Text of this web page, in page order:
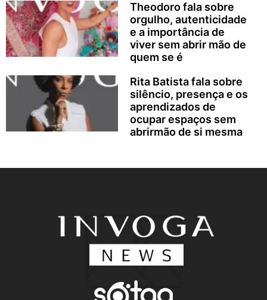
Theodoro fala sobre
orgulho, autenticidade
e a importância de
viver sem abrir mão de
quem se é
Rita Batista fala sobre
silêncio, presença e os
aprendizados de
ocupar espaços sem
abrirmão de si mesma